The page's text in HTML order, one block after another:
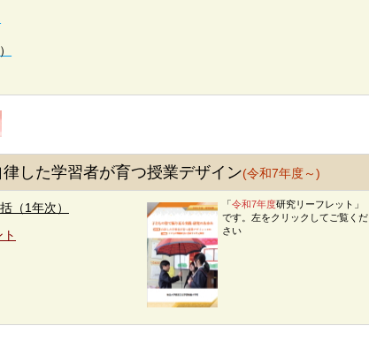
律した学習者が育つ授業デザイン(令和7年度～)
（1年次） 「令和7年度研究リーフレット」
です。左をクリックしてご覧くだ
さい